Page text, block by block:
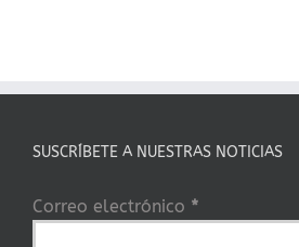
SUSCRÍBETE A NUESTRAS NOTICIAS
Correo electrónico *